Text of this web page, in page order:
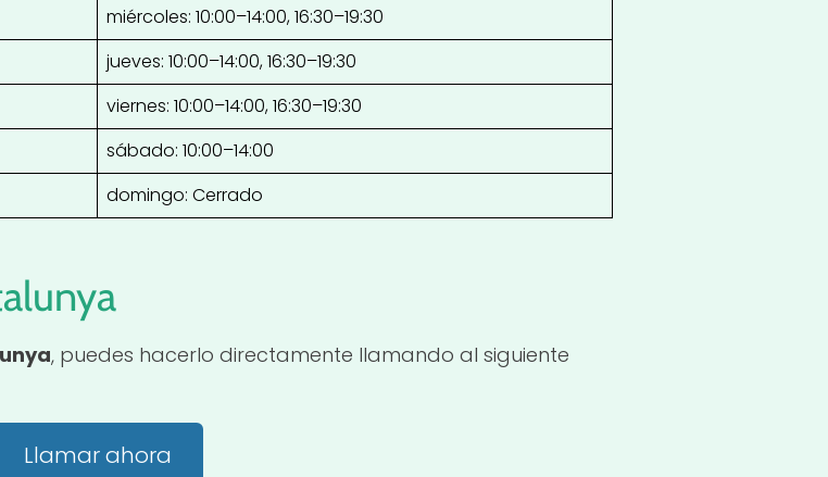
miércoles: 10:00–14:00, 16:30–19:30
jueves: 10:00–14:00, 16:30–19:30
viernes: 10:00–14:00, 16:30–19:30
sábado: 10:00–14:00
domingo: Cerrado
, puedes hacerlo directamente llamando al siguiente
Llamar ahora